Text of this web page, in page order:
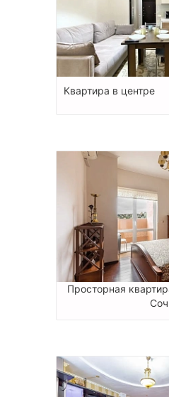
Квартира в центре
Просторная